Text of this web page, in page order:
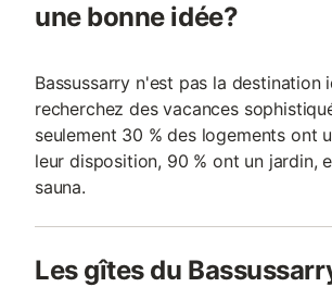
une bonne idée?
Bassussarry n'est pas la destination
recherchez des vacances
seulement 30 % des logements ont
leur disposition, 90 % ont un jardin,
sauna.
Les gîtes du